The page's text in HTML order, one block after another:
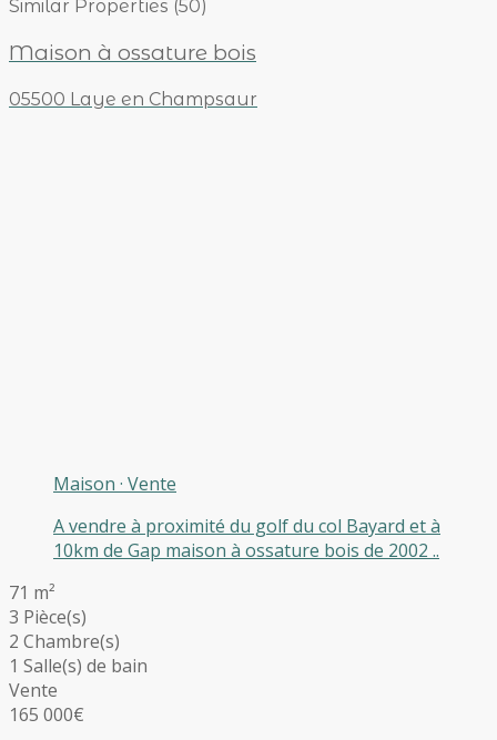
Similar Properties (50)
Maison à ossature bois
05500 Laye en Champsaur
Maison · Vente
A vendre à proximité du golf du col Bayard et à
10km de Gap maison à ossature bois de 2002 ..
71 m²
3 Pièce(s)
2 Chambre(s)
1 Salle(s) de bain
Vente
165 000€